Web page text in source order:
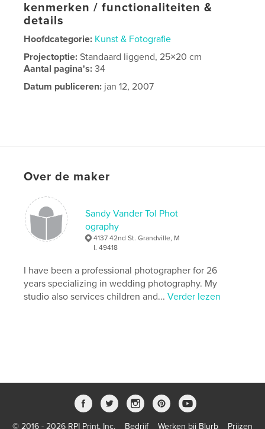
kenmerken / functionaliteiten &
details
Hoofdcategorie: Kunst & Fotografie
Projectoptie:Standaard liggend, 25×20 cm
Aantal pagina's:34
Datum publiceren: jan 12, 2007
Over de maker
Sandy Vander Tol Phot
ography
4137 42nd St. Grandville, M
I. 49418
I have been a professional photographer for 26
years specializing in wedding photography. My
studio also services children and...Verder lezen
© 2016 - 2026 RPI Print, Inc. Bedrijf Werken bij Blurb Prijzen